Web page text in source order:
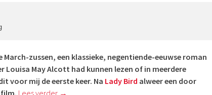
March-zussen, een klassieke, negentiende-eeuwse roman
Louisa May Alcott had kunnen lezen of in meerdere
voor mij de eerste keer. Na Lady Bird alweer een door
film. Lees verder →